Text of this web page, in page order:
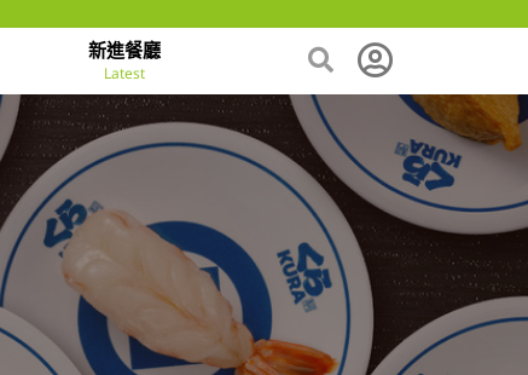
新進餐廳
Latest